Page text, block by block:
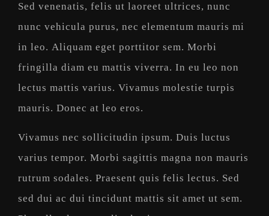
Sed venenatis, felis ut laoreet ultrices, nunc
nunc vehicula purus, nec elementum mauris mi
in leo. Aliquam eget porttitor sem. Morbi
fringilla diam eu mattis viverra. In eu leo non
lectus mattis varius. Vivamus molestie turpis
mauris. Donec at leo eros.
Vivamus nec sollicitudin ipsum. Duis luctus
varius tempor. Morbi sagittis magna non mauris
rutrum sodales. Praesent quis felis lectus. Sed
sed dui ac dui tincidunt mattis sit amet ut sem.